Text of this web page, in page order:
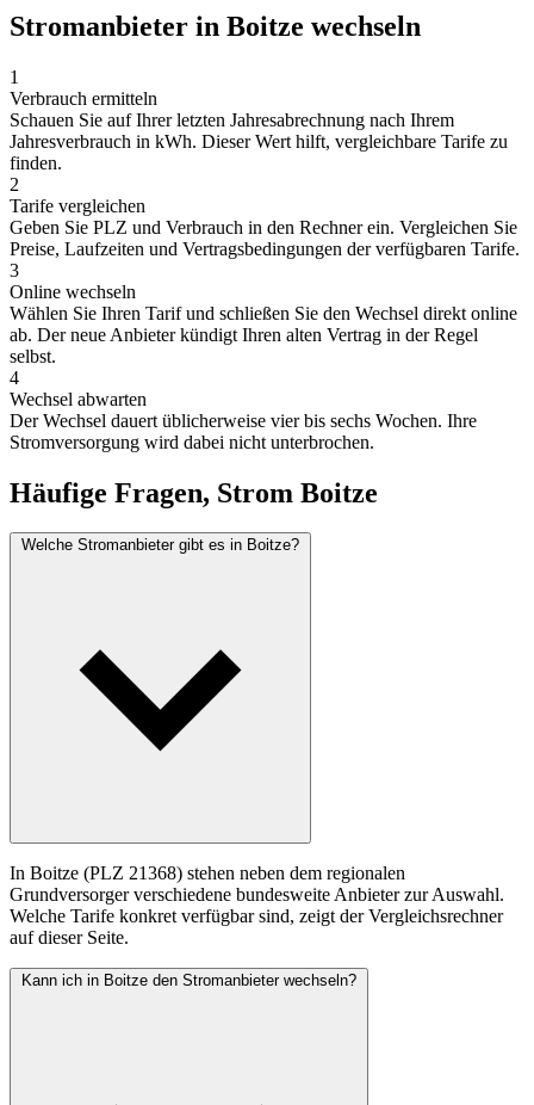
Stromanbieter in Boitze wechseln
1
Verbrauch ermitteln
Schauen Sie auf Ihrer letzten Jahresabrechnung nach Ihrem
Jahresverbrauch in kWh. Dieser Wert hilft, vergleichbare Tarife zu
finden.
2
Tarife vergleichen
Geben Sie PLZ und Verbrauch in den Rechner ein. Vergleichen Sie
Preise, Laufzeiten und Vertragsbedingungen der verfügbaren Tarife.
3
Online wechseln
Wählen Sie Ihren Tarif und schließen Sie den Wechsel direkt online
ab. Der neue Anbieter kündigt Ihren alten Vertrag in der Regel
selbst.
4
Wechsel abwarten
Der Wechsel dauert üblicherweise vier bis sechs Wochen. Ihre
Stromversorgung wird dabei nicht unterbrochen.
Häufige Fragen, Strom Boitze
Welche Stromanbieter gibt es in Boitze?
In Boitze (PLZ 21368) stehen neben dem regionalen
Grundversorger verschiedene bundesweite Anbieter zur Auswahl.
Welche Tarife konkret verfügbar sind, zeigt der Vergleichsrechner
auf dieser Seite.
Kann ich in Boitze den Stromanbieter wechseln?